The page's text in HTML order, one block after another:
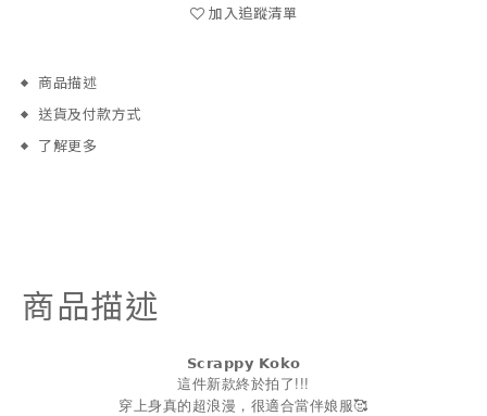
加入追蹤清單
商品描述
送貨及付款方式
了解更多
商品描述
𝗦𝗰𝗿𝗮𝗽𝗽𝘆 𝗞𝗼𝗸𝗼
這件新款終於拍了!!!
穿上身真的超浪漫，很適合當伴娘服🥰